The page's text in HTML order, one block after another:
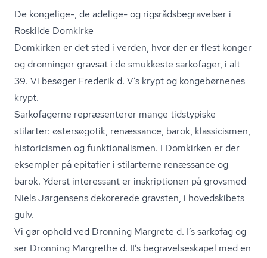
De kongelige-, de adelige- og rigs­rå­ds­be­gra­vel­ser i
Roskilde Domkirke
Domkirken er det sted i verden, hvor der er flest konger
og dronninger gravsat i de smukkeste sarkofager, i alt
39. Vi besøger Frederik d. V’s krypt og kongebørnenes
krypt.
Sarkofagerne repræsenterer mange tidstypiske
stilarter: østersøgotik, renæssance, barok, klassicismen,
historicismen og funk­tio­na­lis­men. I Domkirken er der
eksempler på epitafier i stilarterne renæssance og
barok. Yderst interessant er inskriptionen på grovsmed
Niels Jørgensens dekorerede gravsten, i hovedskibets
gulv.
Vi gør ophold ved Dronning Margrete d. I’s sarkofag og
ser Dronning Margrethe d. II’s be­gra­vel­ses­ka­pel med en